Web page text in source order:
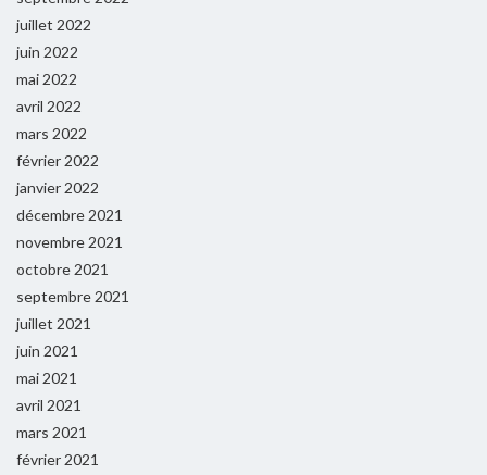
juillet 2022
juin 2022
mai 2022
avril 2022
mars 2022
février 2022
janvier 2022
décembre 2021
novembre 2021
octobre 2021
septembre 2021
juillet 2021
juin 2021
mai 2021
avril 2021
mars 2021
février 2021